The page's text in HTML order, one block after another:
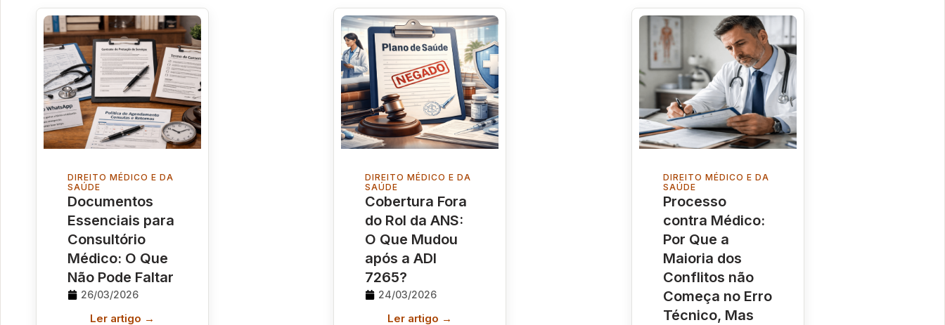
DIREITO MÉDICO E DA
SAÚDE
Documentos
Essenciais para
Consultório
Médico: O Que
Não Pode Faltar
26/03/2026
Ler artigo →
DIREITO MÉDICO E DA
SAÚDE
Cobertura Fora
do Rol da ANS:
O Que Mudou
após a ADI
7265?
24/03/2026
Ler artigo →
DIREITO MÉDICO E DA
SAÚDE
Processo
contra Médico:
Por Que a
Maioria dos
Conflitos não
Começa no Erro
Técnico, Mas